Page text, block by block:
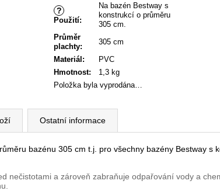
?
Použití:
Na bazén Bestway s
konstrukcí o průměru
305 cm.
Průměr
plachty:
305 cm
Materiál:
PVC
Hmotnost:
1,3 kg
Položka byla vyprodána…
Ostatní informace
bazénu 305 cm t.j. pro všechny bazény Bestway s
nečistotami a zároveň zabraňuje odpařování vody a